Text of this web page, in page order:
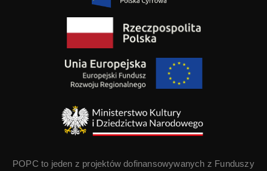
POPC to jeden z projektów dofinansowywanych z Funduszy